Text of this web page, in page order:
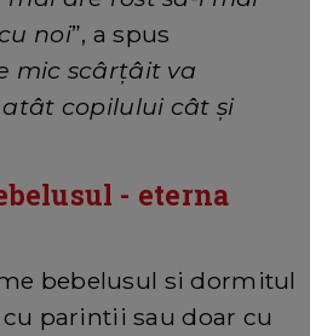
noi”, a spus
mic scârțâit va
copilului cât și
- eterna
bebelusul si dormitul
parintii sau doar cu